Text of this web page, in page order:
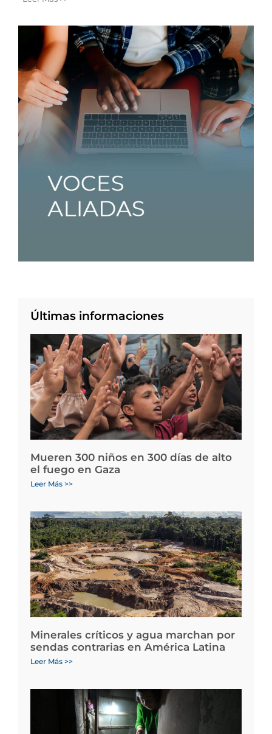
Últimas informaciones
Mueren 300 niños en 300 días de alto
el fuego en Gaza
Leer Más >>
Minerales críticos y agua marchan por
sendas contrarias en América Latina
Leer Más >>